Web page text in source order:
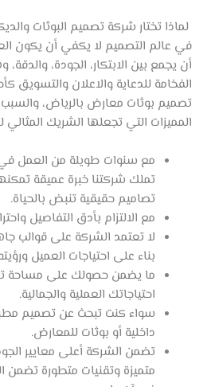
لماذا تختار شركة تصميم البوثات
في عالم التصميم لا يكفي أن يكون
أن يجمع بين الابتكار، الجودة،
الفخامة للدعاية والاعلان والتسويق
تصميم بوثات معارض بالرياض،
المميزات التي تجعلها الشريك
مع سنوات طويلة من العمل في
تملك شركتنا خبرة عميقة
تصاميم حقيقية تنبض بالحياة.
مع الالتزام بأدق التفاصيل
لا تعتمد الشركة على قوالب
بناء على احتياجات العميل
ما يضمن حصولك على مساحة
احتياجاتك العملية والجمالية.
سواء كنت تبحث عن تصميم
داخلية أو بوثات للمعارض.
تضمن الشركة أعلى معايير
متميزة وتقنيات متطورة تضمن